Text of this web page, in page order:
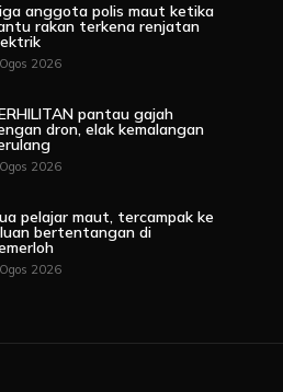
anggota polis maut ketika
rakan terkena renjatan
2026
pantau gajah
dron, elak kemalangan
2026
pelajar maut, tercampak ke
bertentangan di
2026